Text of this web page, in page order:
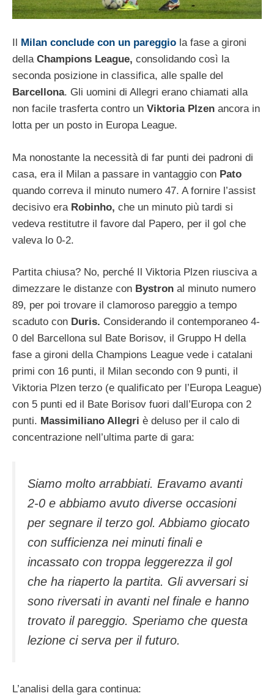
Milan conclude con un pareggio la fase a gironi
della Champions League, consolidando così la
seconda posizione in classifica, alle spalle del
Barcellona. Gli uomini di Allegri erano chiamati alla
non facile trasferta contro un Viktoria Plzen ancora in
lotta per un posto in Europa League.
Ma nonostante la necessità di far punti dei padroni di
casa, era il Milan a passare in vantaggio con Pato
quando correva il minuto numero 47. A fornire l’assist
decisivo eraRobinho, che un minuto più tardi si
vedeva restitutre il favore dal Papero, per il gol che
valeva lo 0-2.
Partita chiusa? No, perché Il Viktoria Plzen riusciva a
dimezzare le distanze con Bystron al minuto numero
89, per poi trovare il clamoroso pareggio a tempo
scaduto con Duris. Considerando il contemporaneo 4-
0 del Barcellona sul Bate Borisov, il Gruppo H della
fase a gironi della Champions League vede i catalani
primi con 16 punti, il Milan secondo con 9 punti, il
Viktoria Plzen terzo (e qualificato per l’Europa League)
con 5 punti ed il Bate Borisov fuori dall’Europa con 2
punti. Massimiliano Allegri è deluso per il calo di
concentrazione nell’ultima parte di gara:
Siamo molto arrabbiati. Eravamo avanti
2-0 e abbiamo avuto diverse occasioni
per segnare il terzo gol. Abbiamo giocato
con sufficienza nei minuti finali e
incassato con troppa leggerezza il gol
che ha riaperto la partita. Gli avversari si
sono riversati in avanti nel finale e hanno
trovato il pareggio. Speriamo che questa
lezione ci serva per il futuro.
L’analisi della gara continua: